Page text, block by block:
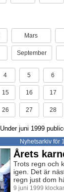
Mars
September
4 5 6
15 16 17
26 27 28
Under juni 1999
Nyhetsarkiv för
Årets
Trots regn och
igen. Det är
regn just dom
9 juni 1999